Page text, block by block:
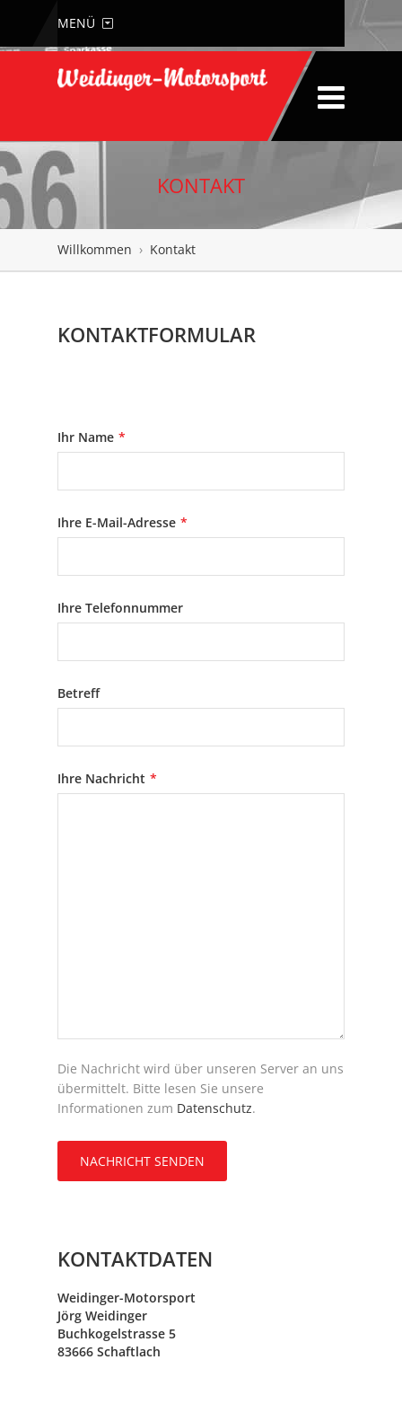
MENÜ
KONTAKT
Willkommen › Kontakt
KONTAKTFORMULAR
Ihr Name *
Ihre E-Mail-Adresse *
Ihre Telefonnummer
Betreff
Ihre Nachricht *
Die Nachricht wird über unseren Server an uns
übermittelt. Bitte lesen Sie unsere
Informationen zum Datenschutz.
KONTAKTDATEN
Weidinger-Motorsport
Jörg Weidinger
Buchkogelstrasse 5
83666 Schaftlach